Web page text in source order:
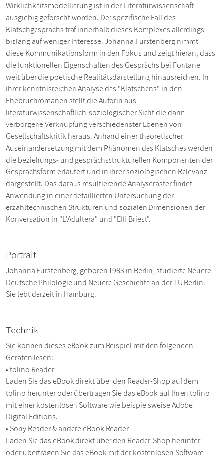
Wirklichkeitsmodellierung ist in der Literaturwissenschaft
ausgiebig geforscht worden. Der spezifische Fall des
Klatschgesprächs traf innerhalb dieses Komplexes allerdings
bislang auf weniger Interesse. Johanna Fürstenberg nimmt
diese Kommunikationsform in den Fokus und zeigt hieran, dass
die funktionellen Eigenschaften des Gesprächs bei Fontane
weit über die poetische Realitätsdarstellung hinausreichen. In
ihrer kenntnisreichen Analyse des "Klatschens" in den
Ehebruchromanen stellt die Autorin aus
literaturwissenschaftlich-soziologischer Sicht die darin
verborgene Verknüpfung verschiedenster Ebenen von
Gesellschaftskritik heraus. Anhand einer theoretischen
Auseinandersetzung mit dem Phänomen des Klatsches werden
die beziehungs- und gesprächsstrukturellen Komponenten der
Gesprächsform erläutert und in ihrer soziologischen Relevanz
dargestellt. Das daraus resultierende Analyseraster findet
Anwendung in einer detaillierten Untersuchung der
erzähltechnischen Strukturen und sozialen Dimensionen der
Konversation in "L'Adultera" und "Effi Briest".
Portrait
Johanna Fürstenberg, geboren 1983 in Berlin, studierte Neuere
Deutsche Philologie und Neuere Geschichte an der TU Berlin.
Sie lebt derzeit in Hamburg.
Technik
Sie können dieses eBook zum Beispiel mit den folgenden
Geräten lesen:
• tolino Reader
Laden Sie das eBook direkt über den Reader-Shop auf dem
tolino herunter oder übertragen Sie das eBook auf Ihren tolino
mit einer kostenlosen Software wie beispielsweise Adobe
Digital Editions.
• Sony Reader & andere eBook Reader
Laden Sie das eBook direkt über den Reader-Shop herunter
oder übertragen Sie das eBook mit der kostenlosen Software